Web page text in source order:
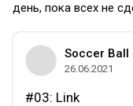
день, пока всех не
Soccer Ball
26.06.2021
#03: Link